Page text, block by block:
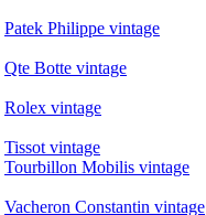
Patek Philippe vintage
Qte Botte vintage
Rolex vintage
Tissot vintage
Tourbillon Mobilis vintage
Vacheron Constantin vintage